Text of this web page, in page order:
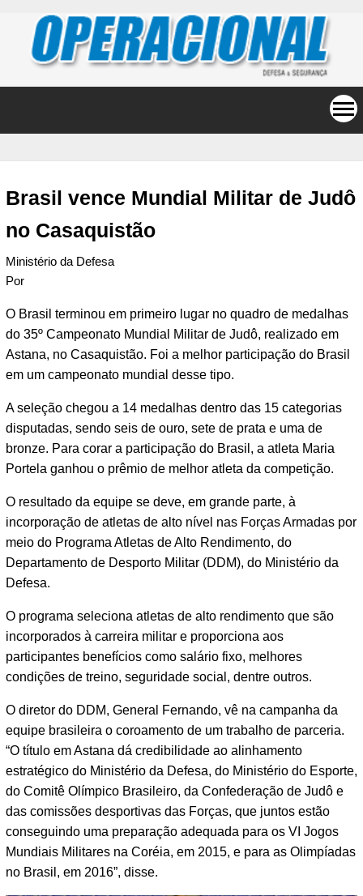
Brasil vence Mundial Militar de Judô
no Casaquistão
Ministério da Defesa
Por
O Brasil terminou em primeiro lugar no quadro de medalhas
do 35º Campeonato Mundial Militar de Judô, realizado em
Astana, no Casaquistão. Foi a melhor participação do Brasil
em um campeonato mundial desse tipo.
A seleção chegou a 14 medalhas dentro das 15 categorias
disputadas, sendo seis de ouro, sete de prata e uma de
bronze. Para corar a participação do Brasil, a atleta Maria
Portela ganhou o prêmio de melhor atleta da competição.
O resultado da equipe se deve, em grande parte, à
incorporação de atletas de alto nível nas Forças Armadas por
meio do Programa Atletas de Alto Rendimento, do
Departamento de Desporto Militar (DDM), do Ministério da
Defesa.
O programa seleciona atletas de alto rendimento que são
incorporados à carreira militar e proporciona aos
participantes benefícios como salário fixo, melhores
condições de treino, seguridade social, dentre outros.
O diretor do DDM, General Fernando, vê na campanha da
equipe brasileira o coroamento de um trabalho de parceria.
“O título em Astana dá credibilidade ao alinhamento
estratégico do Ministério da Defesa, do Ministério do Esporte,
do Comitê Olímpico Brasileiro, da Confederação de Judô e
das comissões desportivas das Forças, que juntos estão
conseguindo uma preparação adequada para os VI Jogos
Mundiais Militares na Coréia, em 2015, e para as Olimpíadas
no Brasil, em 2016”, disse.